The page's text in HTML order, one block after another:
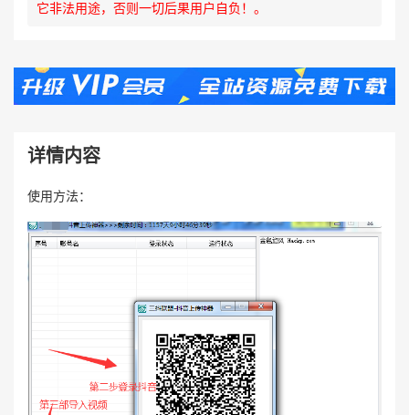
它非法用途，否则一切后果用户自负！。
详情内容
使用方法：